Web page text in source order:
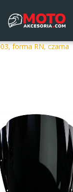
MOTOCYKLA
forma RN, czarna